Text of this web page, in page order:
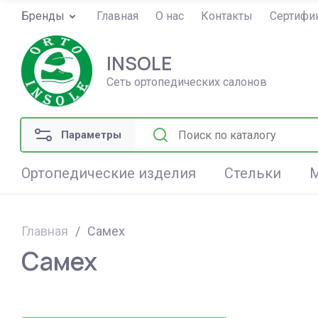
Бренды Главная О нас Контакты
INSOLE
Сеть ортопедических салонов
Параметры
Ортопедические изделия
Детские
Голень и стопа
Стельки
Индивидуальные стельки
Подологические стельки Formthotics
Полимерные бинты
Ортопедические подушки
Главная / Самех
Самех